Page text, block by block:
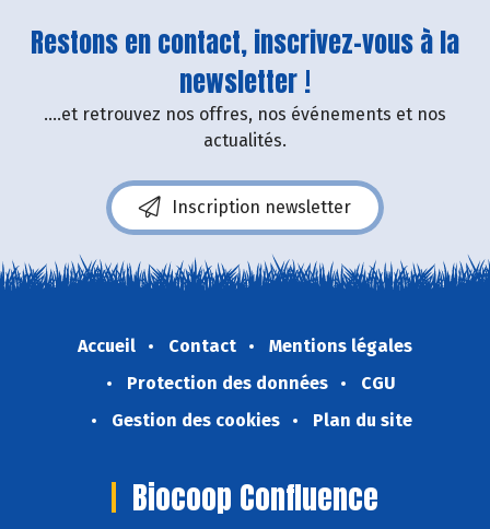
Restons en contact, inscrivez-vous à la
newsletter !
....et retrouvez nos offres, nos événements et nos
actualités.
Inscription newsletter
Accueil Contact
Mentions légales
Protection des données
CGU
Gestion des cookies
Plan du site
Biocoop Confluence